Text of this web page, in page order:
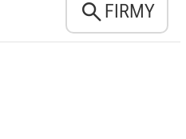
FIRMY